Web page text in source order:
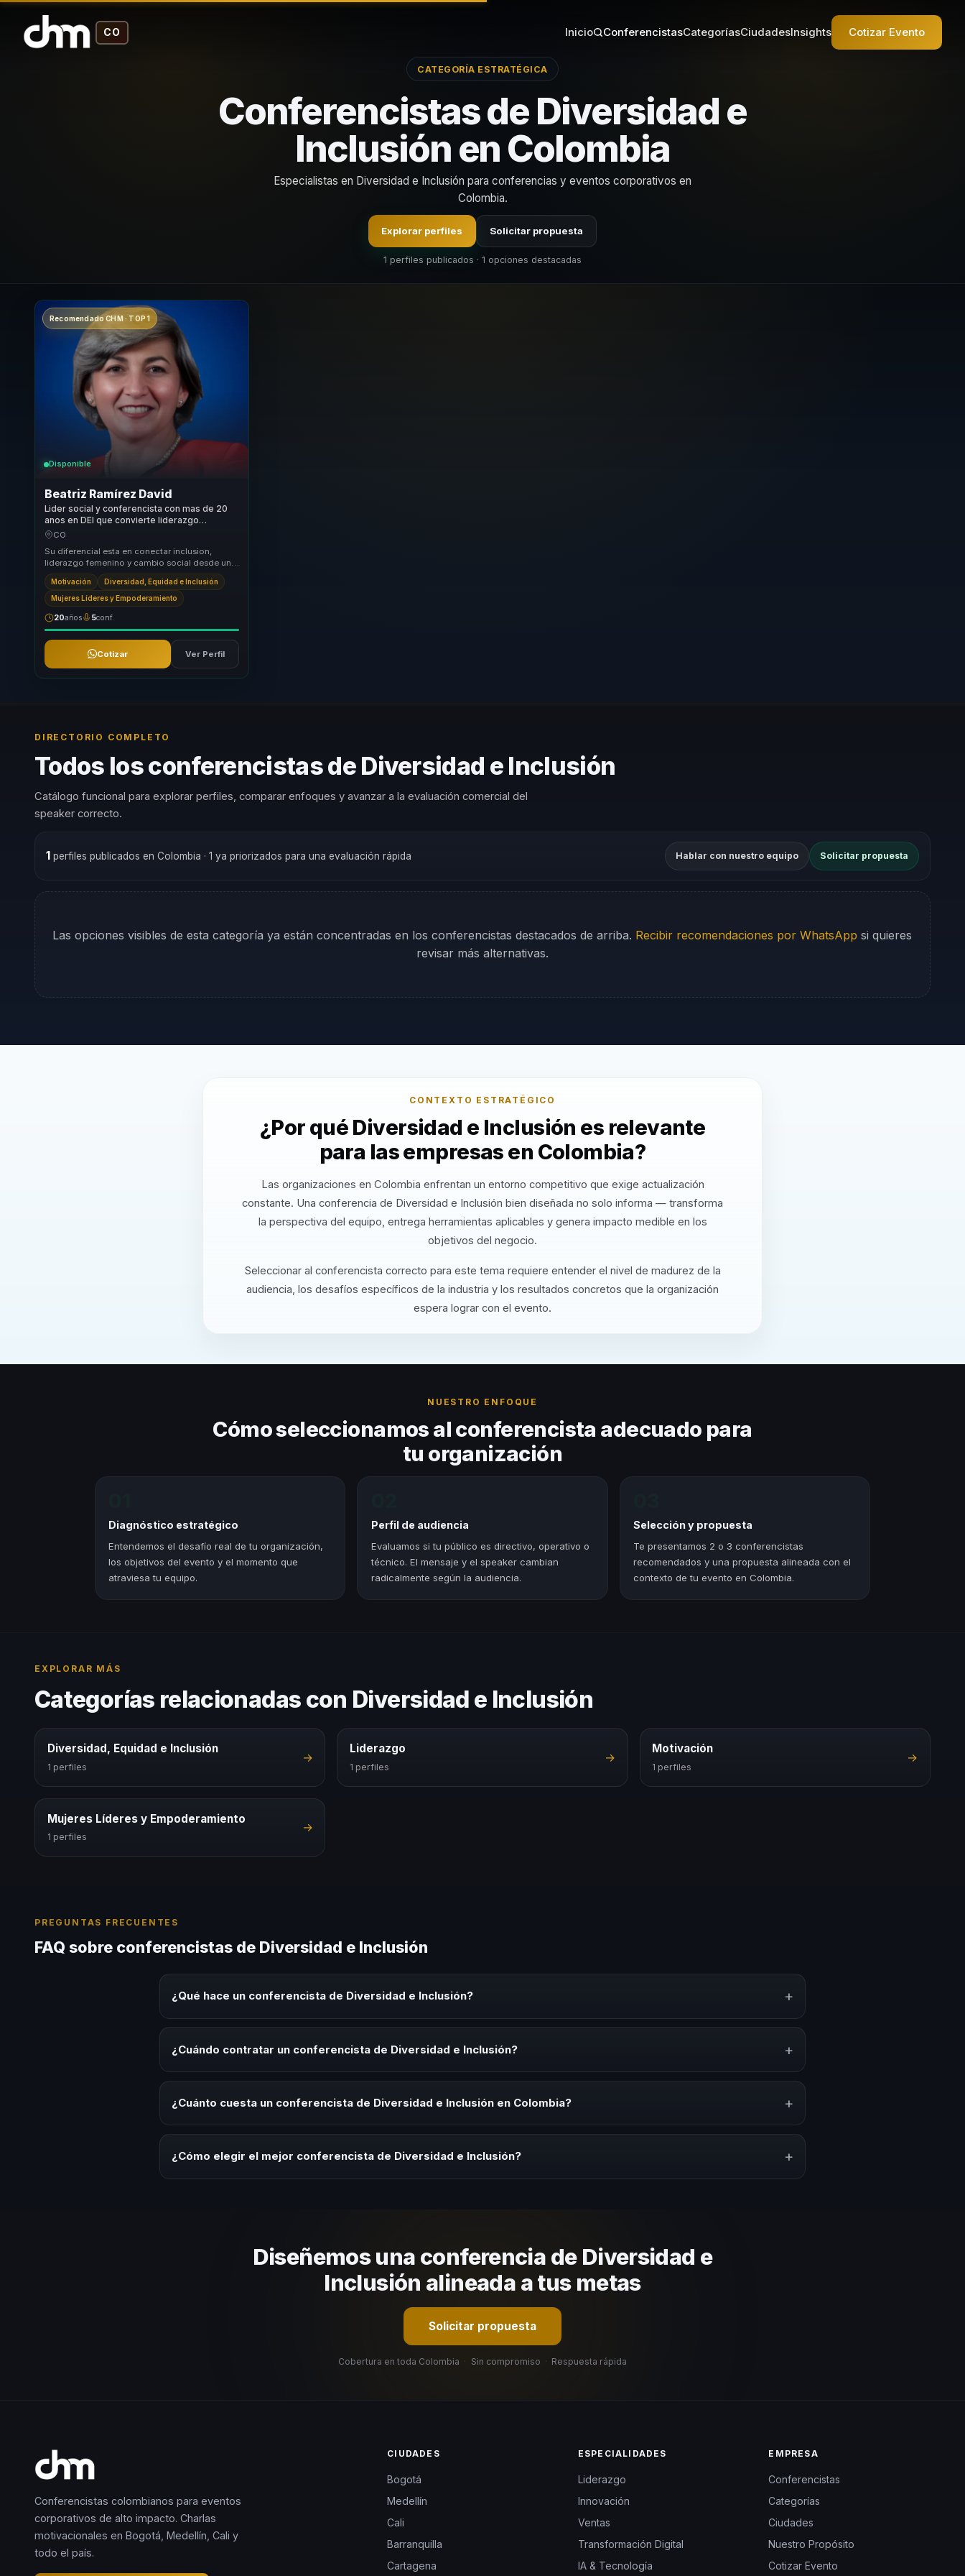
CO Inicio ConferencistasCategoríasCiudadesInsights Cotizar Evento
CATEGORÍA ESTRATÉGICA
Conferencistas de Diversidad e
Inclusión en Colombia
Especialistas en Diversidad e Inclusión para conferencias y eventos corporativos en
Colombia.
Explorar perfiles Solicitar propuesta
1 perfiles publicados · 1 opciones destacadas
Recomendado CHM · TOP 1
Disponible
Beatriz Ramírez David
Lider social y conferencista con mas de 20
anos en DEI que convierte liderazgo
femenino e inclusion en cohesion para
CO
Su diferencial esta en conectar inclusion,
liderazgo femenino y cambio social desde una
mirada util para organizaciones. Convierte
discur...
Motivación Diversidad, Equidad e Inclusión
Mujeres Líderes y Empoderamiento
20años 5conf.
Cotizar Ver Perfil
DIRECTORIO COMPLETO
Todos los conferencistas de Diversidad e Inclusión
Catálogo funcional para explorar perfiles, comparar enfoques y avanzar a la evaluación comercial del
speaker correcto.
1 perfiles publicados en Colombia · 1 ya priorizados para una evaluación rápida Hablar con nuestro equipo Solicitar propuesta
Las opciones visibles de esta categoría ya están concentradas en los conferencistas destacados de arriba. Recibir recomendaciones por WhatsApp si quieres
revisar más alternativas.
CONTEXTO ESTRATÉGICO
¿Por qué Diversidad e Inclusión es relevante
para las empresas en Colombia?
Las organizaciones en Colombia enfrentan un entorno competitivo que exige actualización
constante. Una conferencia de Diversidad e Inclusión bien diseñada no solo informa — transforma
la perspectiva del equipo, entrega herramientas aplicables y genera impacto medible en los
objetivos del negocio.
Seleccionar al conferencista correcto para este tema requiere entender el nivel de madurez de la
audiencia, los desafíos específicos de la industria y los resultados concretos que la organización
espera lograr con el evento.
NUESTRO ENFOQUE
Cómo seleccionamos al conferencista adecuado para
tu organización
Diagnóstico estratégico
Entendemos el desafío real de tu organización,
los objetivos del evento y el momento que
atraviesa tu equipo.
Perfil de audiencia
Evaluamos si tu público es directivo, operativo o
técnico. El mensaje y el speaker cambian
radicalmente según la audiencia.
Selección y propuesta
Te presentamos 2 o 3 conferencistas
recomendados y una propuesta alineada con el
contexto de tu evento en Colombia.
EXPLORAR MÁS
Categorías relacionadas con Diversidad e Inclusión
Diversidad, Equidad e Inclusión
1 perfiles
→
Liderazgo
1 perfiles
→
Motivación
1 perfiles
→
Mujeres Líderes y Empoderamiento
1 perfiles
→
PREGUNTAS FRECUENTES
FAQ sobre conferencistas de Diversidad e Inclusión
¿Qué hace un conferencista de Diversidad e Inclusión? +
audiencia.
¿Cuándo contratar un conferencista de Diversidad e Inclusión? +
¿Cuánto cuesta un conferencista de Diversidad e Inclusión en Colombia? +
¿Cómo elegir el mejor conferencista de Diversidad e Inclusión? +
Diseñemos una conferencia de Diversidad e
Inclusión alineada a tus metas
Solicitar propuesta
Cobertura en toda Colombia · Sin compromiso · Respuesta rápida
Conferencistas colombianos para eventos
corporativos de alto impacto. Charlas
motivacionales en Bogotá, Medellín, Cali y
todo el país.
CIUDADES
Bogotá
Medellín
Cali
Barranquilla
Cartagena
ESPECIALIDADES
Liderazgo
Innovación
Ventas
Transformación Digital
IA & Tecnología
EMPRESA
Conferencistas
Categorías
Ciudades
Nuestro Propósito
Cotizar Evento